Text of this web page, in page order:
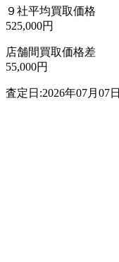
９社平均買取価格
525,000円
店舗間買取価格差
55,000円
査定日:2026年07月07日